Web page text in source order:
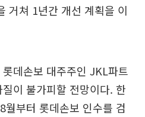
거쳐 1년간 개선 계획을 이
데손보 대주주인 JKL파트
이 불가피할 전망이다. 한
월부터 롯데손보 인수를 검